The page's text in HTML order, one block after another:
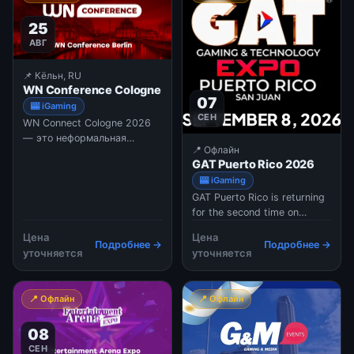
programmes and tech
vendors in a live en
Some
25
АВГ
📌 Кёльн, RU
WN Conference Cologne
🎰 iGaming
WN Connect Cologne 2026
— это неформальная
Мероприятие создано для
того, чтобы участники
могли наладить связи и
обсудить планы в спокойной
обстановке до начала
основной суеты гигантского
экспо.
Цена
уточняется
Подробнее →
07
СЕН
📍 Офлайн
GAT Puerto Rico 2026
🎰 iGaming
GAT Puerto Rico is returning
for the second time on
taking place at the Puerto
Rico Convention Center. The
event will combine academic
content and high-level
networking to help
operators, suppliers, and
authorities connect. T
Цена
уточняется
Подробнее →
📍 Офлайн
08
СЕН
📍 Офлайн